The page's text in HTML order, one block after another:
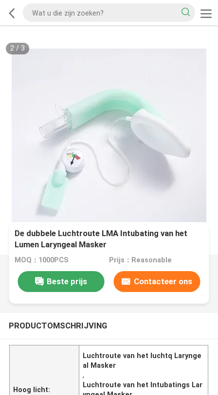
2/ 3
De dubbele Luchtroute LMA Intubating van het
Lumen Laryngeal Masker
MOQ：1000PCS Prijs：Reasonable
Beste prijs Contacteer ons
PRODUCTOMSCHRIJVING
Hoog licht:
Luchtroute van het luchtq Larynge
al Masker
,
Luchtroute van het Intubatings Lar